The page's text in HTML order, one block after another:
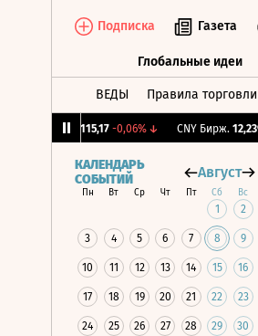
Подписка Газета
Глобальные идеи
ВЕДЫ Правила торговли
115,17 -0,06%↓ CNY Бирж. 12,239
КАЛЕНДАРЬ
СОБЫТИЙ
Август
Пн Вт Ср Чт Пт Сб Вс
1 2
3 4 5 6 7 8 9
10 11 12 13 14 15 16
17 18 19 20 21 22 23
24 25 26 27 28 29 30